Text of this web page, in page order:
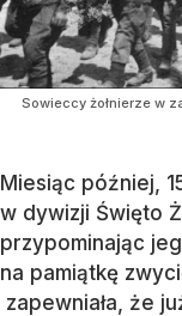
Sowieccy żołnierze w
Miesiąc później,
w dywizji Święto
przypominając
na pamiątkę
zapewniała, że